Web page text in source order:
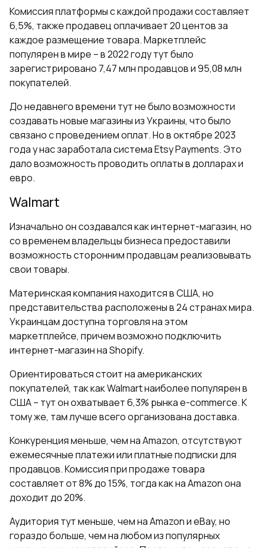
Комиссия платформы с каждой продажи составляет
6,5%, также продавец оплачивает 20 центов за
каждое размещение товара. Маркетплейс
популярен в мире – в 2022 году тут было
зарегистрировано 7,47 млн продавцов и 95,08 млн
покупателей.
До недавнего времени тут не было возможности
создавать новые магазины из Украины, что было
связано с проведением оплат. Но в октябре 2023
года у нас заработала система Etsy Payments. Это
дало возможность проводить оплаты в долларах и
евро.
Walmart
Изначально он создавался как интернет-магазин, но
со временем владельцы бизнеса предоставили
возможность сторонним продавцам реализовывать
свои товары.
Материнская компания находится в США, но
представительства расположены в 24 странах мира.
Украинцам доступна торговля на этом
маркетплейсе, причем возможно подключить
интернет-магазин на Shopify.
Ориентироваться стоит на американских
покупателей, так как Walmart наиболее популярен в
США – тут он охватывает 6,3% рынка e-commerce. К
тому же, там лучше всего организована доставка.
Конкуренция меньше, чем на Amazon, отсутствуют
ежемесячные платежи или платные подписки для
продавцов. Комиссия при продаже товара
составляет от 8% до 15%, тогда как на Amazon она
доходит до 20%.
Аудитория тут меньше, чем на Amazon и eBay, но
гораздо больше, чем на любом из популярных